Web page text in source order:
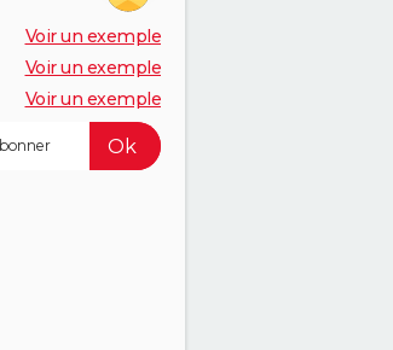
Voir un exemple
Voir un exemple
Voir un exemple